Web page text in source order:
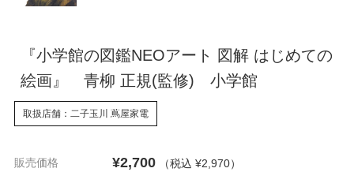
『小学館の図鑑NEOアート 図解 はじめての
絵画』 青柳 正規(監修) 小学館
取扱店舗：二子玉川 蔦屋家電
販売価格 ¥2,700 （税込 ¥2,970）